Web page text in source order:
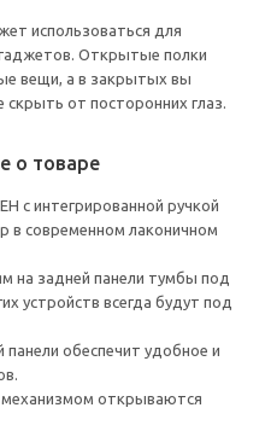
использоваться для
Открытые полки
вещи, а в закрытых вы
от посторонних глаз.
о товаре
с интегрированной ручкой
в современном лаконичном
на задней панели тумбы под
устройств всегда будут под
панели обеспечит удобное и
открываются